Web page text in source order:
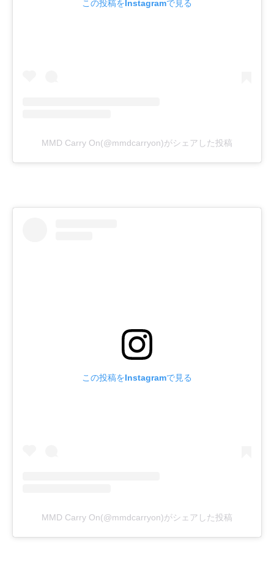
この投稿をInstagramで見る
MMD Carry On(@mmdcarryon)がシェアした投稿
この投稿をInstagramで見る
MMD Carry On(@mmdcarryon)がシェアした投稿